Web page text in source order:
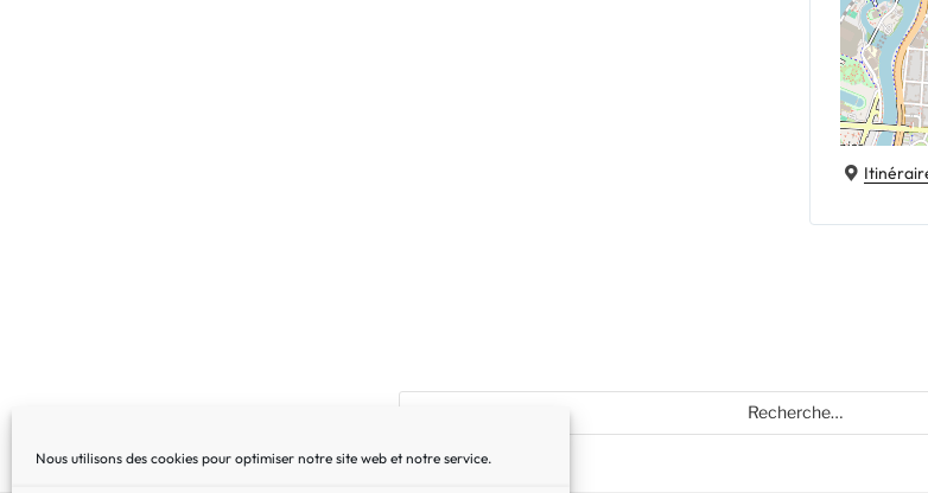
Nous utilisons des cookies pour optimiser notre site web et notre service.
Recherche
pour